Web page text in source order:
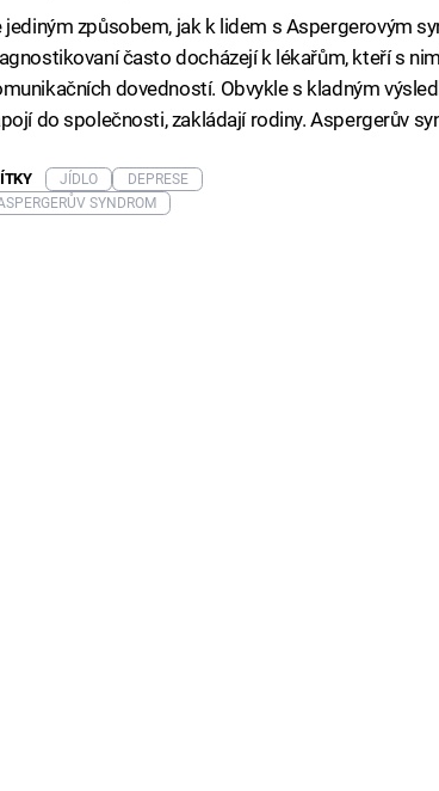
jediným způsobem, jak k lidem s Aspergerovým
často docházejí k lékařům, kteří s
dovedností. Obvykle s kladným
do společnosti, zakládají rodiny. Aspergerův
JÍDLO
DEPRESE
SYNDROM